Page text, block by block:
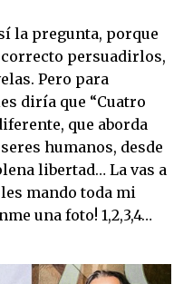
la pregunta, porque
correcto persuadirlos,
Pero para
diría que “Cuatro
que aborda
humanos, desde
libertad… La vas a
mando toda mi
una foto! 1,2,3,4…